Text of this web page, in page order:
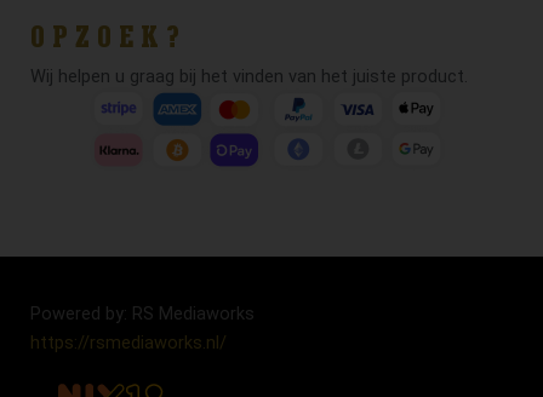
OPZOEK?
Wij helpen u graag bij het vinden van het juiste product.
Powered by: RS Mediaworks
https://rsmediaworks.nl/